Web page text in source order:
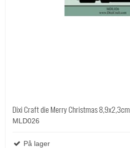
Dixi Craft die Merry Christmas 8,9x2,3cm
MLD026
På lager